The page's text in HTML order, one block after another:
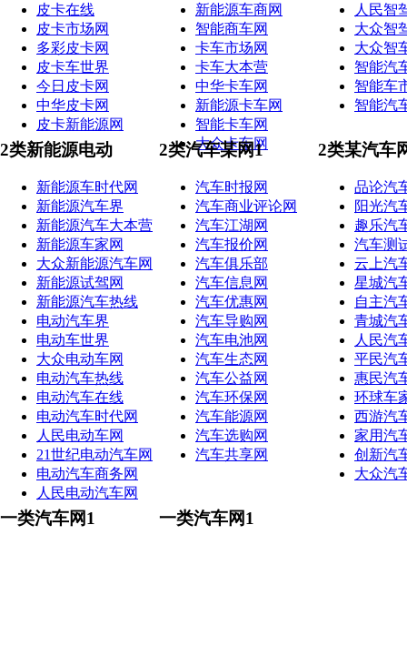
皮卡在线
皮卡市场网
多彩皮卡网
皮卡车世界
今日皮卡网
中华皮卡网
皮卡新能源网
新能源车商网
智能商车网
卡车市场网
卡车大本营
中华卡车网
新能源卡车网
智能卡车网
大众卡车网
人民智
大众智
大众智
智能汽
智能车
智能汽
2类新能源电动
新能源车时代网
新能源汽车界
新能源汽车大本营
新能源车家网
大众新能源汽车网
新能源试驾网
新能源汽车热线
电动汽车界
电动车世界
大众电动车网
电动汽车热线
电动汽车在线
电动汽车时代网
人民电动车网
21世纪电动汽车网
电动汽车商务网
人民电动汽车网
2类汽车某网1
汽车时报网
汽车商业评论网
汽车江湖网
汽车报价网
汽车俱乐部
汽车信息网
汽车优惠网
汽车导购网
汽车电池网
汽车生态网
汽车公益网
汽车环保网
汽车能源网
汽车选购网
汽车共享网
2类某汽车
品论汽
阳光汽
趣乐汽
汽车测
云上汽
星城汽
自主汽
青城汽
人民汽
平民汽
惠民汽
环球车
西游汽
家用汽
创新汽
大众汽
一类汽车网1 一类汽车网1